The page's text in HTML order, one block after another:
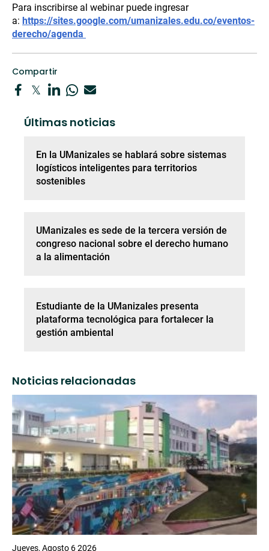
Para inscribirse al webinar puede ingresar
a: https://sites.google.com/umanizales.edu.co/eventos-
derecho/agenda
Compartir
Últimas noticias
En la UManizales se hablará sobre sistemas
logísticos inteligentes para territorios
sostenibles
UManizales es sede de la tercera versión de
congreso nacional sobre el derecho humano
a la alimentación
Estudiante de la UManizales presenta
plataforma tecnológica para fortalecer la
gestión ambiental
Noticias relacionadas
Jueves, Agosto 6 2026